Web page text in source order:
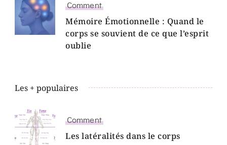
Comment
Mémoire Émotionnelle : Quand le
corps se souvient de ce que l’esprit
oublie
Les + populaires
Comment
Les latéralités dans le corps